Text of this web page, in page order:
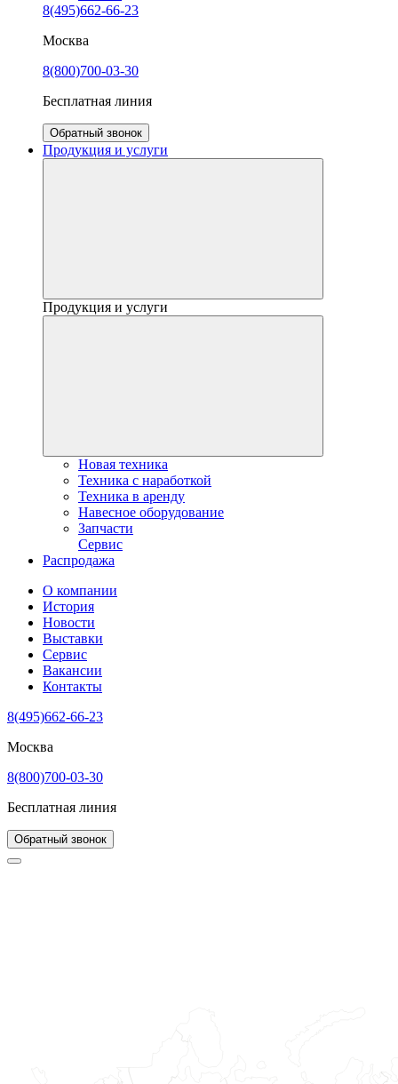
8(495)662-66-23
Москва
8(800)700-03-30
Бесплатная линия
Обратный звонок
Продукция и услуги
Продукция и услуги
Новая техника
Техника с наработкой
Техника в аренду
Навесное оборудование
Запчасти
Сервис
Распродажа
О компании
История
Новости
Выставки
Сервис
Вакансии
Контакты
8(495)662-66-23
Москва
8(800)700-03-30
Бесплатная линия
Обратный звонок